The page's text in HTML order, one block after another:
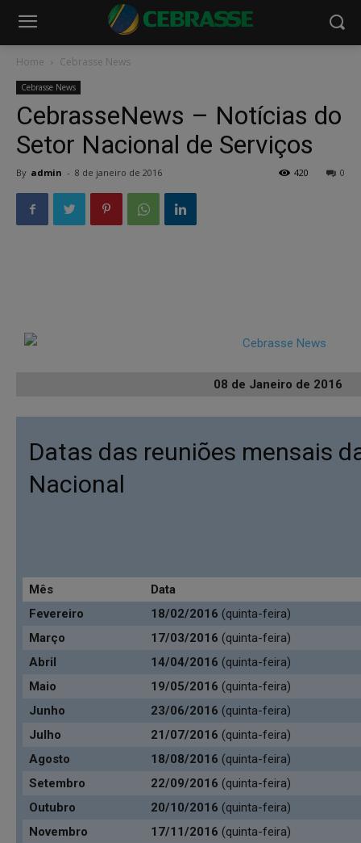
Home Cebrasse News
Cebrasse News
CebrasseNews – Notícias do
Setor Nacional de Serviços
By admin - 8 de janeiro de 2016 0
420
08 de Janeiro de 2016
Datas das reuniões mensais
Nacional
Mês
Data
Fevereiro
18/02/2016 (quinta-feira)
Março
17/03/2016 (quinta-feira)
Abril
14/04/2016 (quinta-feira)
Maio
19/05/2016 (quinta-feira)
Junho
23/06/2016 (quinta-feira)
Julho
21/07/2016 (quinta-feira)
Agosto
18/08/2016 (quinta-feira)
Setembro
22/09/2016 (quinta-feira)
Outubro
20/10/2016 (quinta-feira)
Novembro
17/11/2016 (quinta-feira)